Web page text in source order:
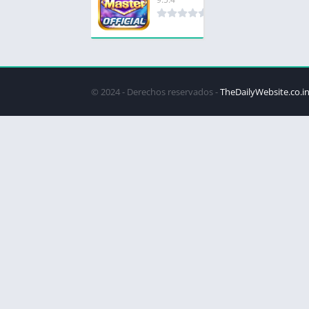
© 2024 - Derechos reservados -TheDailyWebsite.co.in